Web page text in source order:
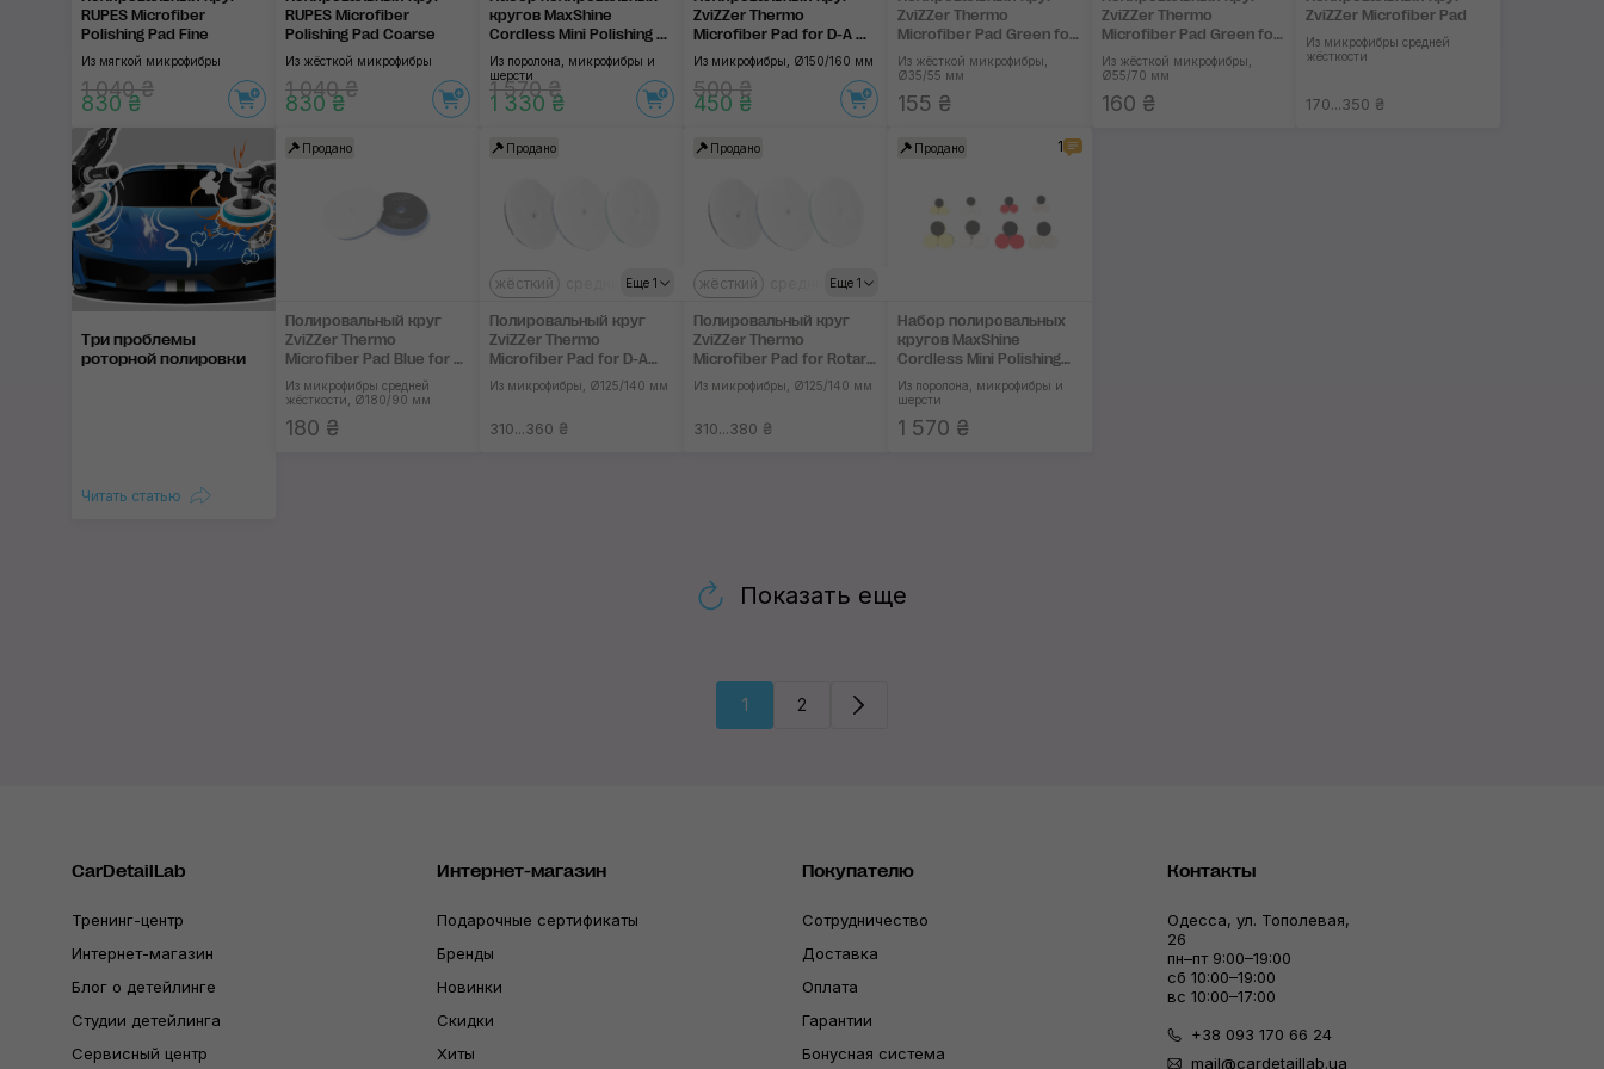
RUPES Microfiber
Polishing Pad Fine
Из мягкой микрофибры
1 040 ₴
830 ₴
RUPES Microfiber
Polishing Pad Сoarse
Из жёсткой микрофибры
1 040 ₴
830 ₴
кругов MaxShine
Cordless Mini Polishing ...
Из поролона, микрофибры и
шерсти
1 570 ₴
1 330 ₴
ZviZZer Thermo
Microfiber Pad for D-A ...
Из микрофибры, Ø150/160 мм
500 ₴
450 ₴
ZviZZer Thermo
Microfiber Pad Green for
D-A Ø35 mm
Из жёсткой микрофибры,
Ø35/55 мм
155 ₴
ZviZZer Thermo
Microfiber Pad Green for
D-A Ø55 mm
Из жёсткой микрофибры,
Ø55/70 мм
160 ₴
ZviZZer Microfiber Pad
Из микрофибры средней
жёсткости
170...350 ₴
Три проблемы
роторной полировки
Читать статью
Продано
Полировальный круг
ZviZZer Thermo
Microfiber Pad Blue for D-
A Ø80 mm
Из микрофибры средней
жёсткости, Ø180/90 мм
180 ₴
Продано
Еще 1
жёсткий средний мягкий
Полировальный круг
ZviZZer Thermo
Microfiber Pad for D-A
Ø125 mm
Из микрофибры, Ø125/140 мм
310...360 ₴
Продано
Еще 1
жёсткий средний мягкий
Полировальный круг
ZviZZer Thermo
Microfiber Pad for Rotary
Ø125 mm
Из микрофибры, Ø125/140 мм
310...380 ₴
Продано 1
Набор полировальных
кругов MaxShine
Cordless Mini Polishing
Pads Kit
Из поролона, микрофибры и
шерсти
1 570 ₴
Показать еще
1 2
CarDetailLab
Тренинг-центр
Интернет-магазин
Блог о детейлинге
Студии детейлинга
Сервисный центр
Интернет-магазин
Подарочные сертификаты
Бренды
Новинки
Скидки
Хиты
Покупателю
Сотрудничество
Доставка
Оплата
Гарантии
Бонусная система
Контакты
Одесса, ул. Тополевая,
26
пн–пт 9:00–19:00
сб 10:00–19:00
вс 10:00–17:00
+38 093 170 66 24
mail@cardetaillab.ua